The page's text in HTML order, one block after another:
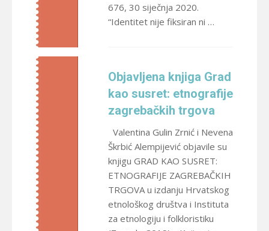
676, 30 siječnja 2020.
“Identitet nije fiksiran ni …
Objavljena knjiga Grad
kao susret: etnografije
zagrebačkih trgova
Valentina Gulin Zrnić i Nevena
Škrbić Alempijević objavile su
knjigu GRAD KAO SUSRET:
ETNOGRAFIJE ZAGREBAČKIH
TRGOVA u izdanju Hrvatskog
etnološkog društva i Instituta
za etnologiju i folkloristiku